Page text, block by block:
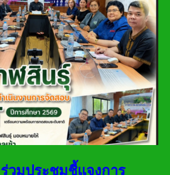
วมประชุมชี้แจงการ